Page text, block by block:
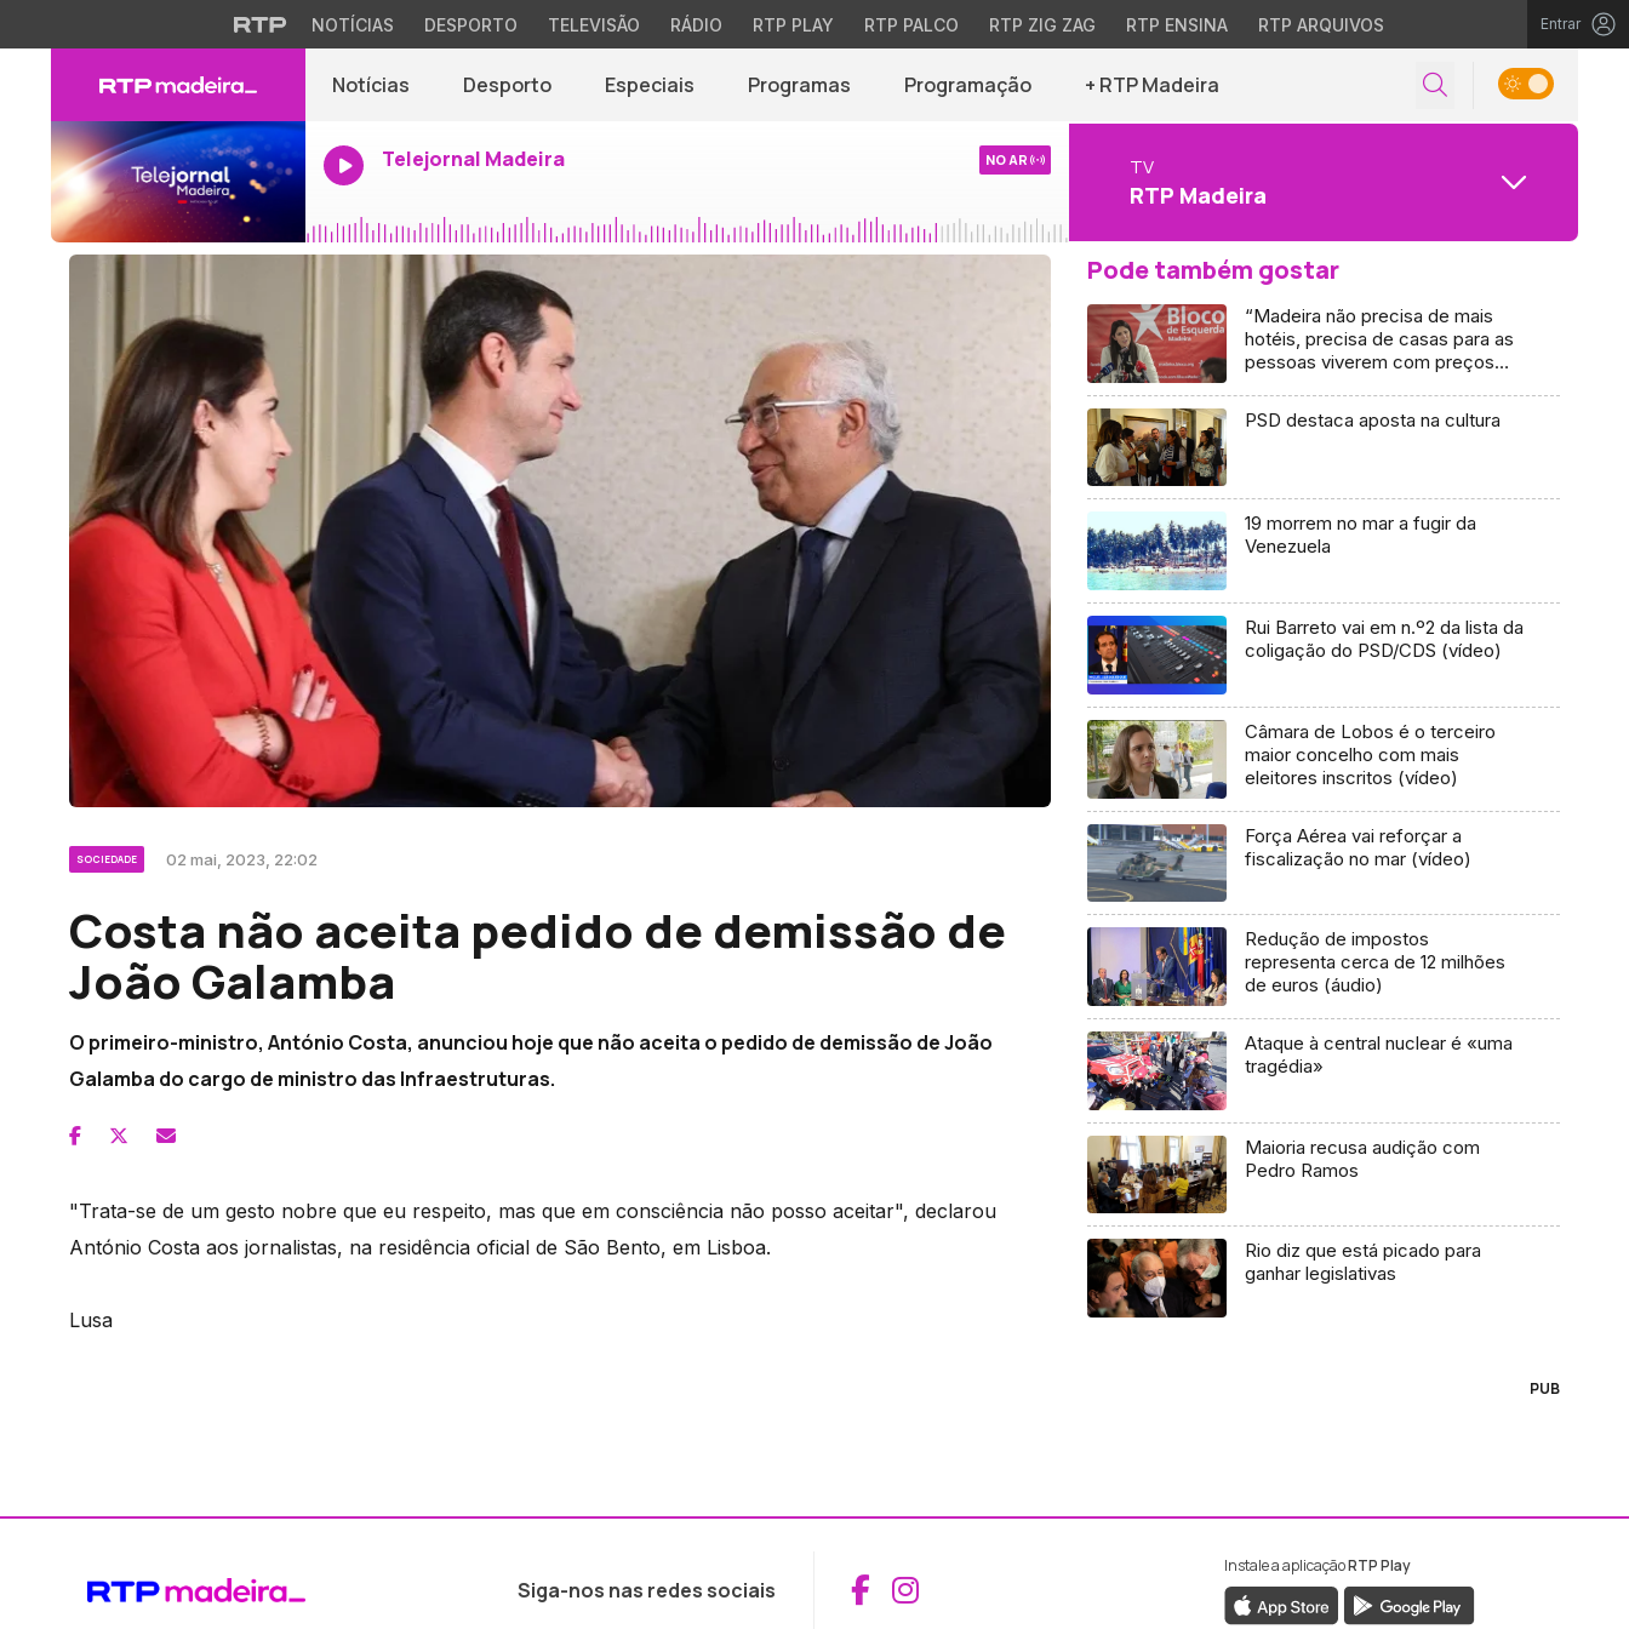
NOTÍCIAS DESPORTO TELEVISÃO RÁDIO RTP PLAY RTP PALCO RTP ZIG ZAG RTP ENSINA RTP ARQUIVOS Entrar
Notícias Desporto Especiais Programas Programação + RTP Madeira
Telejornal Madeira NO AR TV
RTP Madeira
SOCIEDADE 02 mai, 2023, 22:02
Costa não aceita pedido de demissão de
João Galamba
O primeiro-ministro, António Costa, anunciou hoje que não aceita o pedido de demissão de João
Galamba do cargo de ministro das Infraestruturas.
"Trata-se de um gesto nobre que eu respeito, mas que em consciência não posso aceitar", declarou
António Costa aos jornalistas, na residência oficial de São Bento, em Lisboa.
Lusa
Pode também gostar
“Madeira não precisa de mais
hotéis, precisa de casas para as
pessoas viverem com preços
PSD destaca aposta na cultura
19 morrem no mar a fugir da
Venezuela
Rui Barreto vai em n.º2 da lista da
coligação do PSD/CDS (vídeo)
Câmara de Lobos é o terceiro
maior concelho com mais
eleitores inscritos (vídeo)
Força Aérea vai reforçar a
fiscalização no mar (vídeo)
Redução de impostos
representa cerca de 12 milhões
de euros (áudio)
Ataque à central nuclear é «uma
tragédia»
Maioria recusa audição com
Pedro Ramos
Rio diz que está picado para
ganhar legislativas
PUB
Siga-nos nas redes sociais Aceder ao Facebook da RTP Madeira
Aceder ao Instagram da RTP Madeira
Instale a aplicaçãoRTP Play